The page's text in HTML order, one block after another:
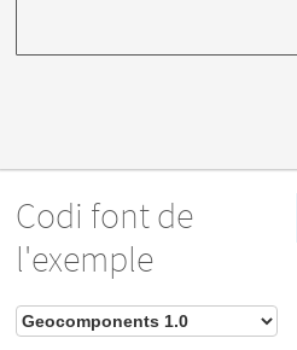
Codi font de
l'exemple